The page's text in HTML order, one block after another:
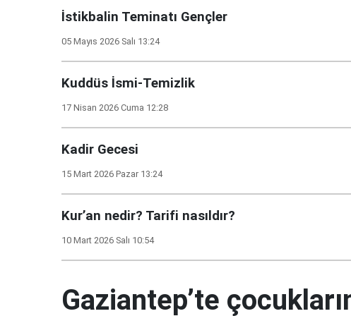
İstikbalin Teminatı Gençler
05 Mayıs 2026 Salı 13:24
Kuddüs İsmi-Temizlik
17 Nisan 2026 Cuma 12:28
Kadir Gecesi
15 Mart 2026 Pazar 13:24
Kur’an nedir? Tarifi nasıldır?
10 Mart 2026 Salı 10:54
Gaziantep’te